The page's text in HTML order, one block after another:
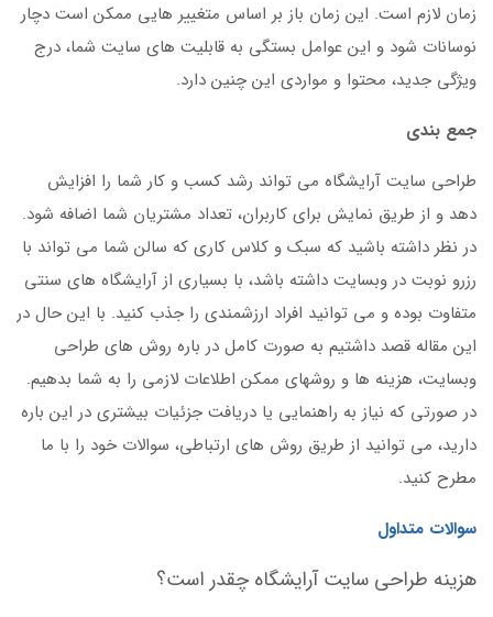
زمان لازم است. این زمان باز بر اساس متغییر هایی ممکن است دچار
نوسانات شود و این عوامل بستگی به قابلیت های سایت شما، درج
ویژگی جدید، محتوا و مواردی این چنین دارد.
جمع بندی
طراحی سایت آرایشگاه می تواند رشد کسب و کار شما را افزایش
دهد و از طریق نمایش برای کاربران، تعداد مشتریان شما اضافه شود.
در نظر داشته باشید که سبک و کلاس کاری که سالن شما می تواند با
رزرو نوبت در وبسایت داشته باشد، با بسیاری از آرایشگاه های سنتی
متفاوت بوده و می توانید افراد ارزشمندی را جذب کنید. با این حال در
این مقاله قصد داشتیم به صورت کامل در باره روش های طراحی
وبسایت، هزینه ها و روشهای ممکن اطلاعات لازمی را به شما بدهیم.
در صورتی که نیاز به راهنمایی یا دریافت جزئیات بیشتری در این باره
دارید، می توانید از طریق روش های ارتباطی، سوالات خود را با ما
مطرح کنید.
سوالات متداول
هزینه طراحی سایت آرایشگاه چقدر است؟